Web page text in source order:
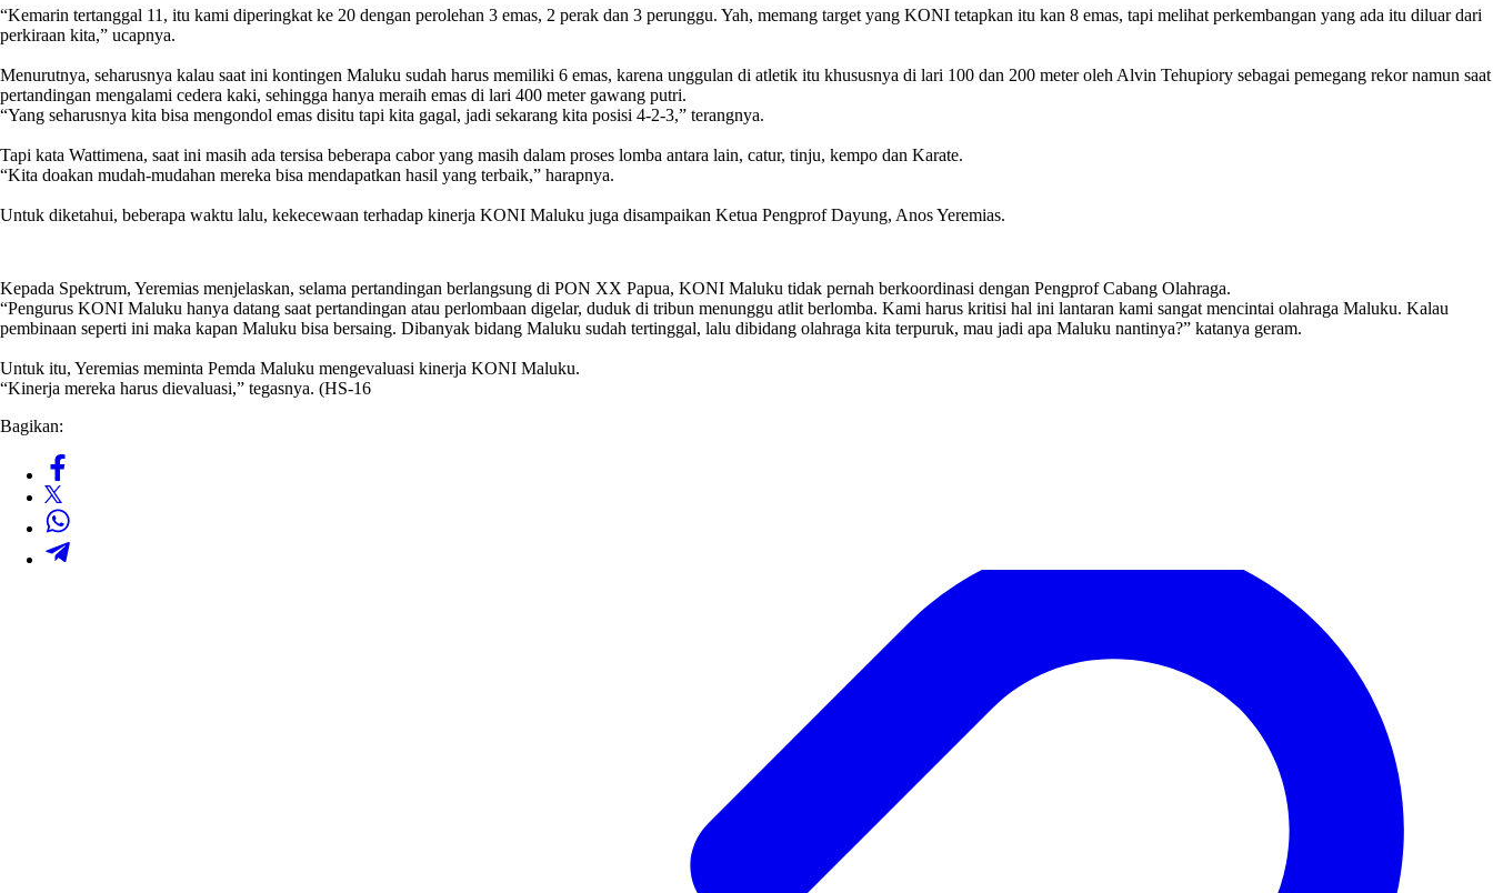
Dinas
Pemuda
dan
Provinsi
Maluku
“Kemarin tertanggal 11, itu kami diperingkat ke 20 dengan perolehan 3 emas, 2 perak dan 3 perunggu. Yah, memang target yang KONI tetapkan itu kan 8 emas, tapi melihat perkembangan yang ada itu diluar dari
perkiraan kita,” ucapnya.
Menurutnya, seharusnya kalau saat ini kontingen Maluku sudah harus memiliki 6 emas, karena unggulan di atletik itu khususnya di lari 100 dan 200 meter oleh Alvin Tehupiory sebagai pemegang rekor namun saat
pertandingan mengalami cedera kaki, sehingga hanya meraih emas di lari 400 meter gawang putri.
“Yang seharusnya kita bisa mengondol emas disitu tapi kita gagal, jadi sekarang kita posisi 4-2-3,” terangnya.
Tapi kata Wattimena, saat ini masih ada tersisa beberapa cabor yang masih dalam proses lomba antara lain, catur, tinju, kempo dan Karate.
“Kita doakan mudah-mudahan mereka bisa mendapatkan hasil yang terbaik,” harapnya.
Untuk diketahui, beberapa waktu lalu, kekecewaan terhadap kinerja KONI Maluku juga disampaikan Ketua Pengprof Dayung, Anos Yeremias.
Pengprof
PODSI
Maluku
Kepada Spektrum, Yeremias menjelaskan, selama pertandingan berlangsung di PON XX Papua, KONI Maluku tidak pernah berkoordinasi dengan Pengprof Cabang Olahraga.
“Pengurus KONI Maluku hanya datang saat pertandingan atau perlombaan digelar, duduk di tribun menunggu atlit berlomba. Kami harus kritisi hal ini lantaran kami sangat mencintai olahraga Maluku. Kalau
pembinaan seperti ini maka kapan Maluku bisa bersaing. Dibanyak bidang Maluku sudah tertinggal, lalu dibidang olahraga kita terpuruk, mau jadi apa Maluku nantinya?” katanya geram.
Untuk itu, Yeremias meminta Pemda Maluku mengevaluasi kinerja KONI Maluku.
“Kinerja mereka harus dievaluasi,” tegasnya. (HS-16
Bagikan: